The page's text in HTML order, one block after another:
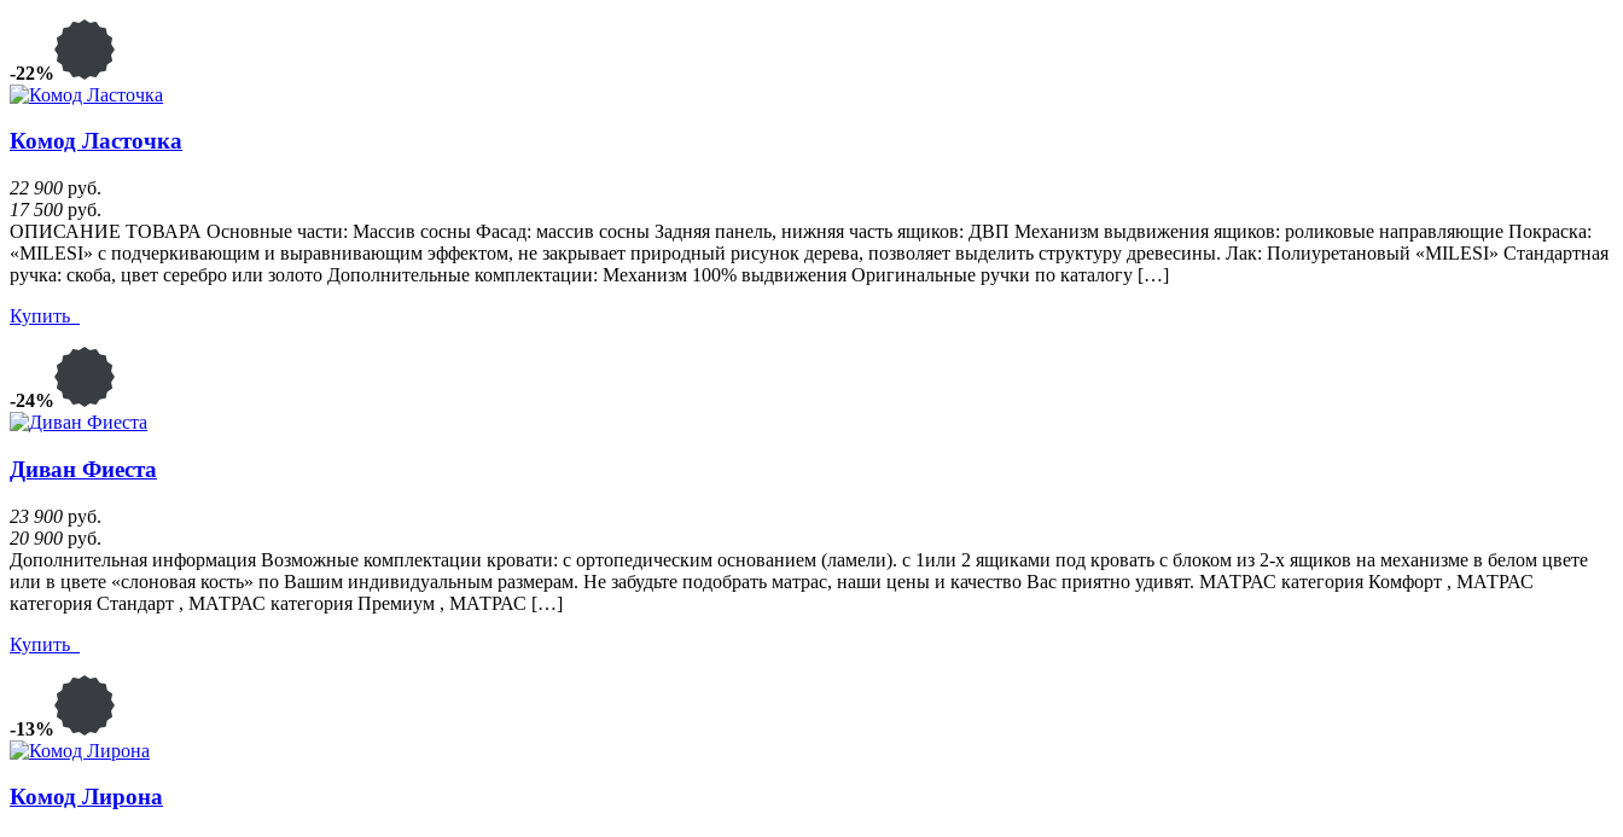
-22%
Комод Ласточка
22 900 руб.
17 500 руб.
ОПИСАНИЕ ТОВАРА Основные части: Массив сосны Фасад: массив сосны Задняя панель, нижняя часть ящиков: ДВП Механизм выдвижения ящиков: роликовые направляющие Покраска:
«MILESI» с подчеркивающим и выравнивающим эффектом, не закрывает природный рисунок дерева, позволяет выделить структуру древесины. Лак: Полиуретановый «MILESI» Стандартная
ручка: скоба, цвет серебро или золото Дополнительные комплектации: Механизм 100% выдвижения Оригинальные ручки по каталогу […]
Купить
-24%
Диван Фиеста
23 900 руб.
20 900 руб.
Дополнительная информация Возможные комплектации кровати: с ортопедическим основанием (ламели). с 1или 2 ящиками под кровать с блоком из 2-х ящиков на механизме в белом цвете
или в цвете «слоновая кость» по Вашим индивидуальным размерам. Не забудьте подобрать матрас, наши цены и качество Вас приятно удивят. МАТРАС категория Комфорт , МАТРАС
категория Стандарт , МАТРАС категория Премиум , МАТРАС […]
Купить
-13%
Комод Лирона